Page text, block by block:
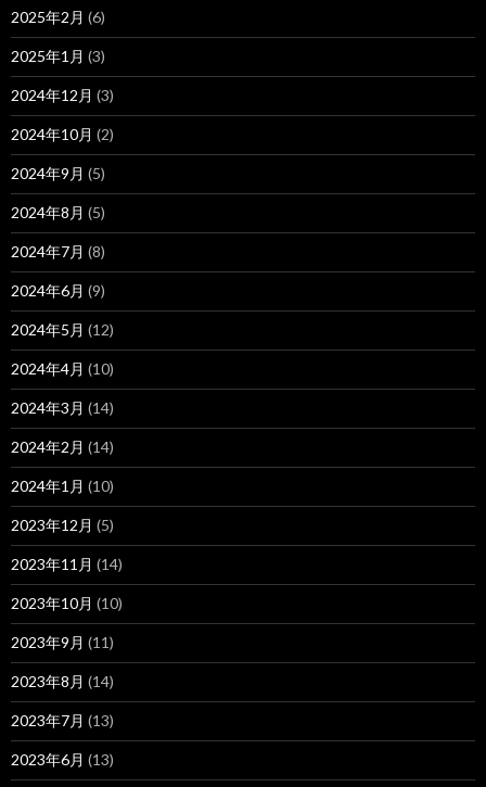
2025年2月 (6)
2025年1月 (3)
2024年12月 (3)
2024年10月 (2)
2024年9月 (5)
2024年8月 (5)
2024年7月 (8)
2024年6月 (9)
2024年5月 (12)
2024年4月 (10)
2024年3月 (14)
2024年2月 (14)
2024年1月 (10)
2023年12月 (5)
2023年11月 (14)
2023年10月 (10)
2023年9月 (11)
2023年8月 (14)
2023年7月 (13)
2023年6月 (13)